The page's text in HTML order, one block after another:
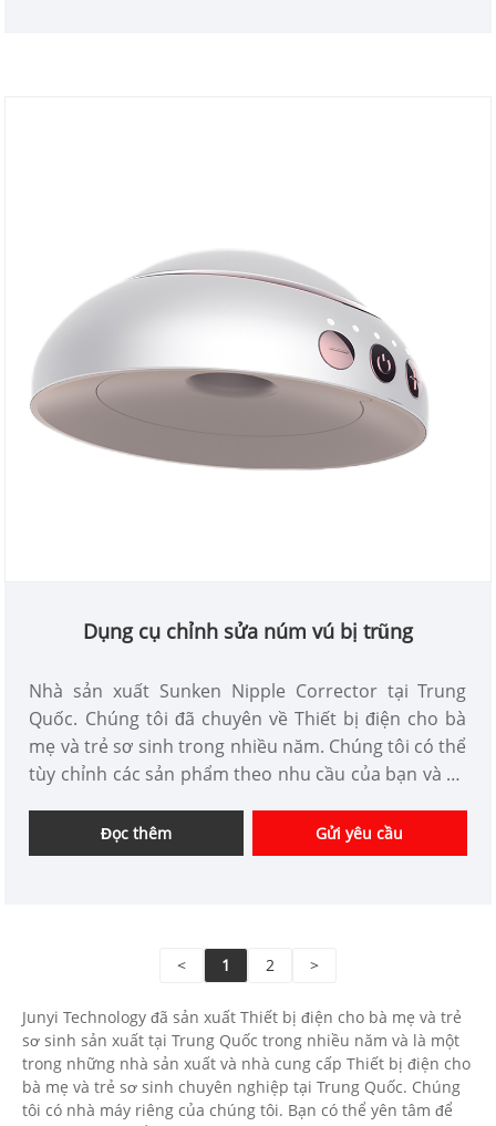
Dụng cụ chỉnh sửa núm vú bị trũng
Nhà sản xuất Sunken Nipple Corrector tại Trung
Quốc. Chúng tôi đã chuyên về Thiết bị điện cho bà
mẹ và trẻ sơ sinh trong nhiều năm. Chúng tôi có thể
tùy chỉnh các sản phẩm theo nhu cầu của bạn và có
chăm sóc cá nhân chuyên nghiệp tại Trung Quốc.
Đọc thêm Gửi yêu cầu
< 1 2 >
Junyi Technology đã sản xuất Thiết bị điện cho bà mẹ và trẻ
sơ sinh sản xuất tại Trung Quốc trong nhiều năm và là một
trong những nhà sản xuất và nhà cung cấp Thiết bị điện cho
bà mẹ và trẻ sơ sinh chuyên nghiệp tại Trung Quốc. Chúng
tôi có nhà máy riêng của chúng tôi. Bạn có thể yên tâm để